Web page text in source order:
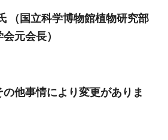
（国立科学博物館植物研究部
元会長）
他事情により変更がありま